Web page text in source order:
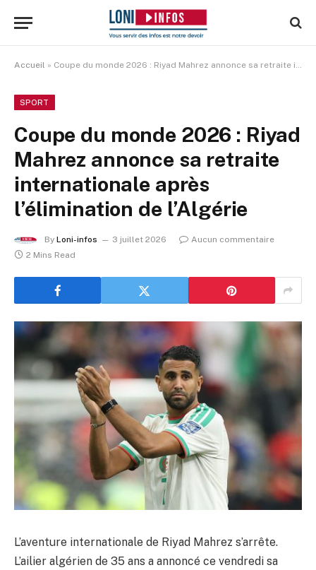
Accueil » Coupe du monde 2026 : Riyad Mahrez annonce sa retraite internationale après l’élimination de l’Algérie
SPORT
Coupe du monde 2026 : Riyad
Mahrez annonce sa retraite
internationale après
l’élimination de l’Algérie
By Loni-infos 3 juillet 2026
Aucun commentaire
2 Mins Read
L’aventure internationale de Riyad Mahrez s’arrête.
L’ailier algérien de 35 ans a annoncé ce vendredi sa